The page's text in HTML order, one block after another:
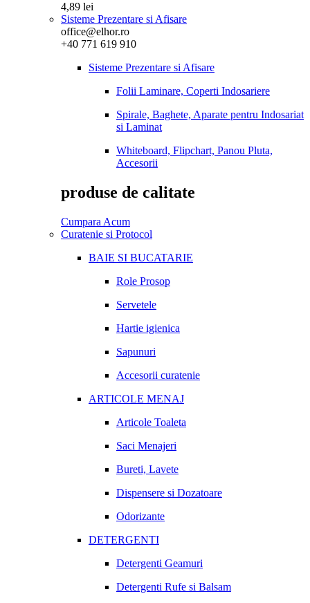
4,89 lei
Sisteme Prezentare si Afisare
office@elhor.ro
+40 771 619 910
Sisteme Prezentare si Afisare
Folii Laminare, Coperti Indosariere
Spirale, Baghete, Aparate pentru Indosariat
si Laminat
Whiteboard, Flipchart, Panou Pluta,
Accesorii
produse de calitate
Cumpara Acum
Curatenie si Protocol
BAIE SI BUCATARIE
Role Prosop
Servetele
Hartie igienica
Sapunuri
Accesorii curatenie
ARTICOLE MENAJ
Articole Toaleta
Saci Menajeri
Bureti, Lavete
Dispensere si Dozatoare
Odorizante
DETERGENTI
Detergenti Geamuri
Detergenti Rufe si Balsam